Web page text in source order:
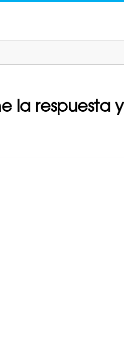
la respuesta y